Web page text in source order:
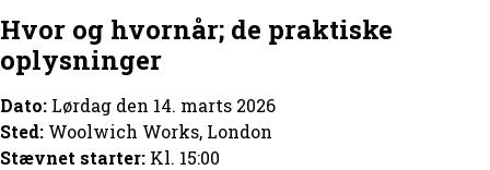
Hvor og hvornår; de praktiske
oplysninger
Dato: Lørdag den 14. marts 2026
Sted: Woolwich Works, London
Stævnet starter: Kl. 15:00